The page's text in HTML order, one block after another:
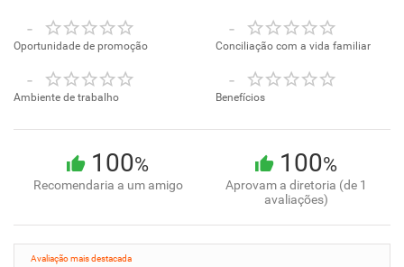
-
Oportunidade de promoção
-
Conciliação com a vida familiar
-
Ambiente de trabalho
-
Benefícios
100%
Recomendaria a um amigo
100%
Aprovam a diretoria (de 1
avaliações)
Avaliação mais destacada